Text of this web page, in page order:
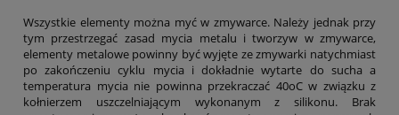
Wszystkie elementy można myć w zmywarce. Należy jednak przy
tym przestrzegać zasad mycia metalu i tworzyw w zmywarce,
elementy metalowe powinny być wyjęte ze zmywarki natychmiast
po zakończeniu cyklu mycia i dokładnie wytarte do sucha a
temperatura mycia nie powinna przekraczać 40oC w związku z
kołnierzem uszczelniającym wykonanym z silikonu. Brak